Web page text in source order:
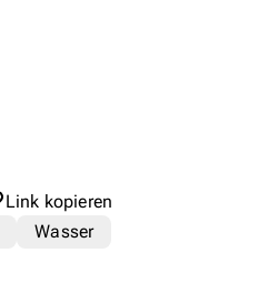
Link kopieren
Wasser